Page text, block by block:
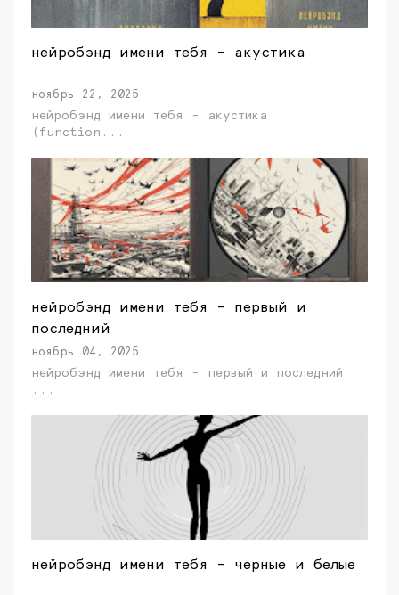
нейробэнд имени тебя - акустика
ноябрь 22, 2025
нейробэнд имени тебя - акустика
(function...
нейробэнд имени тебя - первый и
последний
ноябрь 04, 2025
нейробэнд имени тебя - первый и последний
...
нейробэнд имени тебя - черные и белые